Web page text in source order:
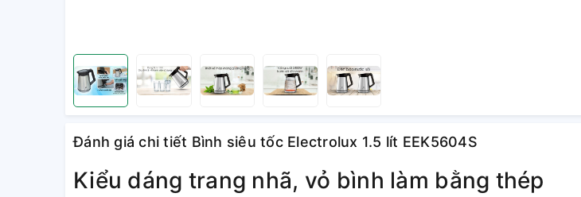
Đánh giá chi tiết Bình siêu tốc Electrolux 1.5 lít EEK5604S
Kiểu dáng trang nhã, vỏ bình làm bằng thép